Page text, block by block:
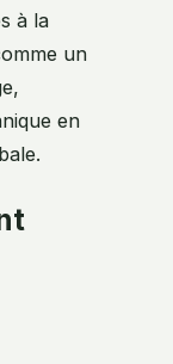
à la
un
en